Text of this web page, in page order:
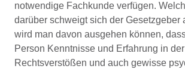
notwendige Fachkunde verfügen.
darüber schweigt sich der Gesetzgeber
wird man davon ausgehen können,
Person Kenntnisse und Erfahrung in
Rechtsverstößen und auch gewisse